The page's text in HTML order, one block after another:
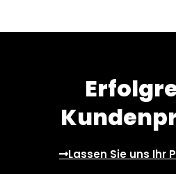
Lassen Sie uns Ihr